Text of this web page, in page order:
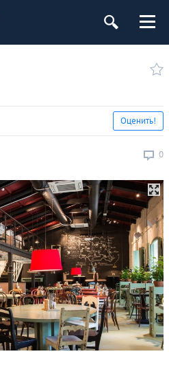
0
Оценить!